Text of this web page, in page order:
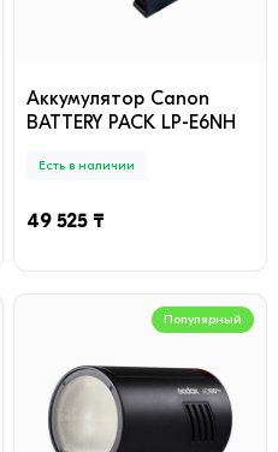
Аккумулятор Canon
BATTERY PACK LP-E6NH
Есть в наличии
49 525 ₸
Популярный